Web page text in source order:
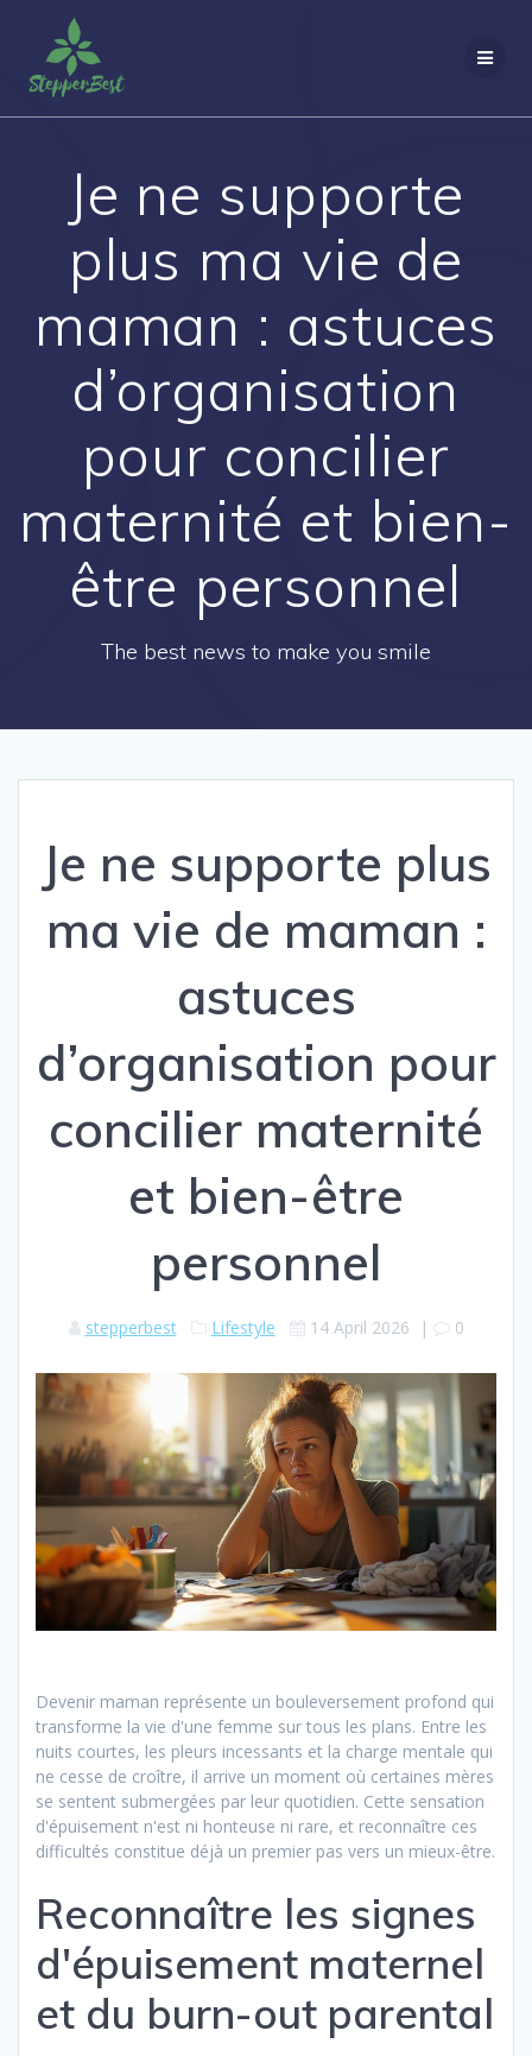
Je ne supporte
plus ma vie de
maman : astuces
d’organisation
pour concilier
maternité et bien-
être personnel
The best news to make you smile
Je ne supporte plus
ma vie de maman :
astuces
d’organisation pour
concilier maternité
et bien-être
personnel
stepperbest Lifestyle 14 April 2026 | 0
Devenir maman représente un bouleversement profond qui
transforme la vie d'une femme sur tous les plans. Entre les
nuits courtes, les pleurs incessants et la charge mentale qui
ne cesse de croître, il arrive un moment où certaines mères
se sentent submergées par leur quotidien. Cette sensation
d'épuisement n'est ni honteuse ni rare, et reconnaître ces
difficultés constitue déjà un premier pas vers un mieux-être.
Reconnaître les signes
d'épuisement maternel
et du burn-out parental